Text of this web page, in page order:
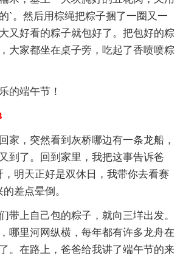
`。然后用棕绳把粽子捆了一圈又一
又好看的粽子就包好了。把包好的粽
大家都坐在桌子旁，吃起了香喷喷粽
的端午节！
家，突然看到灰桥哪边有一条龙船，
到了。回到家里，我把这事告诉爸
，明天正好是双休日，我带你去看赛
差点晕倒。
带上自己包的粽子，就向三垟出发。
哪里河网纵横，每年都有许多龙舟在
。在路上，爸爸给我讲了端午节的来